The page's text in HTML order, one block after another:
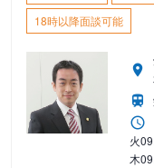
18時以降面談可能
火
木